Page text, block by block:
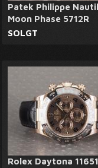
Patek Philippe
Moon Phase 5712R
SOLGT
Rolex Daytona